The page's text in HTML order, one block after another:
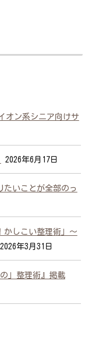
オン系シニア向けサ
2026年6月17日
いことが全部のっ
かしこい整理術」～
2026年3月31日
」整理術』掲載